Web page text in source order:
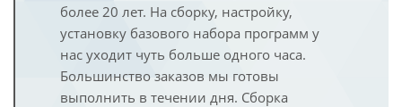
более 20 лет. На сборку, настройку,
установку базового набора программ у
нас уходит чуть больше одного часа.
Большинство заказов мы готовы
выполнить в течении дня. Сборка